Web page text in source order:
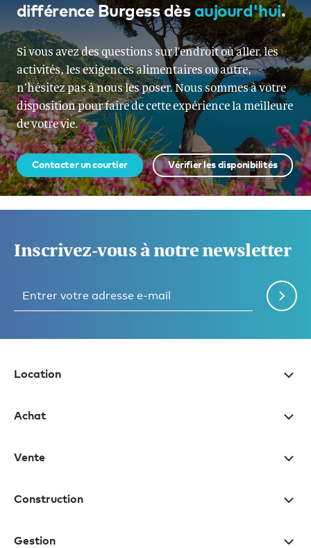
différence Burgess dès aujourd'hui.
Si vous avez des questions sur l’endroit où aller, les
activités, les exigences alimentaires ou autre,
n’hésitez pas à nous les poser. Nous sommes à votre
disposition pour faire de cette expérience la meilleure
de votre vie.
Contacter un courtier Vérifier les disponibilités
Inscrivez-vous à notre newsletter
Location
Achat
Vente
Construction
Gestion